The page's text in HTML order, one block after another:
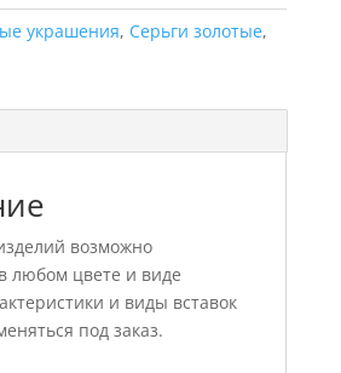
украшения, Серьги золотые,
возможно
любом цвете и виде
и виды вставок
под заказ.